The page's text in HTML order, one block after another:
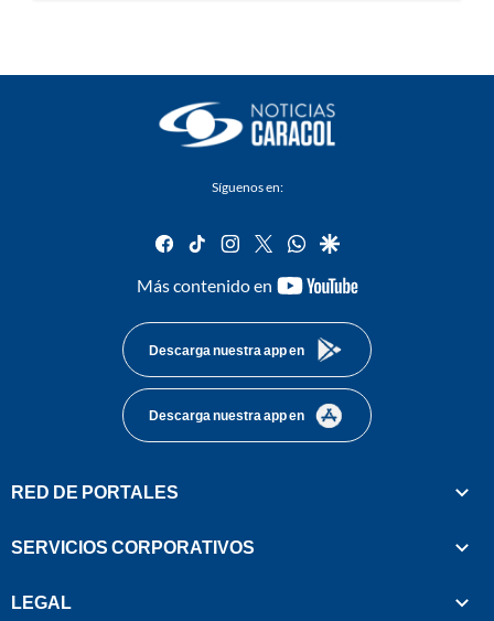
Síguenos en:
facebook
tiktok instagram
twitterwhatsapp
google
Más contenido en
youtube-
Descarga nuestra app en
Descarga nuestra app en
RED DE PORTALES
SERVICIOS CORPORATIVOS
LEGAL